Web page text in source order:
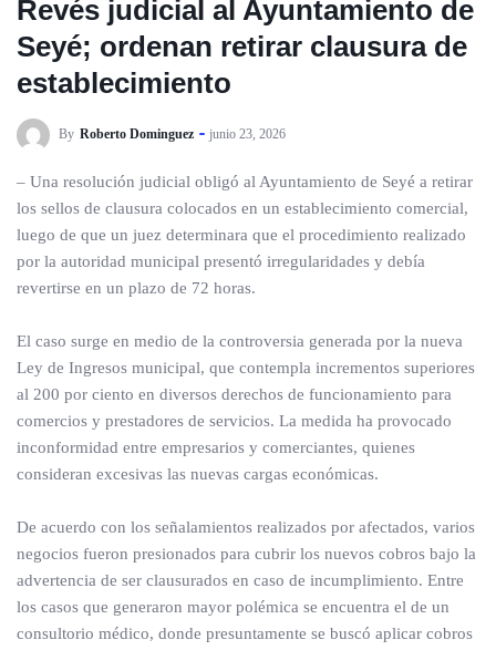
Revés judicial al Ayuntamiento de
Seyé; ordenan retirar clausura de
establecimiento
By Roberto Dominguez junio 23, 2026
– Una resolución judicial obligó al Ayuntamiento de Seyé a retirar
los sellos de clausura colocados en un establecimiento comercial,
luego de que un juez determinara que el procedimiento realizado
por la autoridad municipal presentó irregularidades y debía
revertirse en un plazo de 72 horas.
El caso surge en medio de la controversia generada por la nueva
Ley de Ingresos municipal, que contempla incrementos superiores
al 200 por ciento en diversos derechos de funcionamiento para
comercios y prestadores de servicios. La medida ha provocado
inconformidad entre empresarios y comerciantes, quienes
consideran excesivas las nuevas cargas económicas.
De acuerdo con los señalamientos realizados por afectados, varios
negocios fueron presionados para cubrir los nuevos cobros bajo la
advertencia de ser clausurados en caso de incumplimiento. Entre
los casos que generaron mayor polémica se encuentra el de un
consultorio médico, donde presuntamente se buscó aplicar cobros